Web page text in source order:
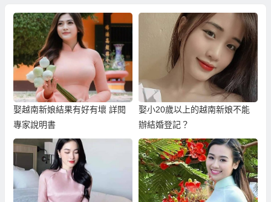
娶越南新娘結果有好有壞 詳閱
專家說明書
娶小20歲以上的越南新娘不能
辦結婚登記？